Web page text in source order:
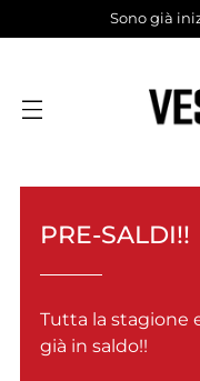
Sono già
PRE-SALDI!!
Tutta la stagione
già in saldo!!